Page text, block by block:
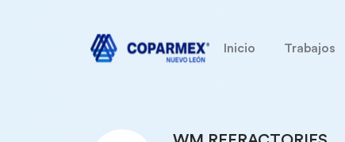
Inicio Trabajos